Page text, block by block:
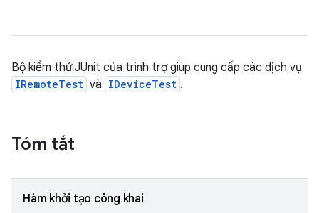
Bộ kiểm thử JUnit của trình trợ giúp cung cấp các dịch vụ
IRemoteTest và IDeviceTest .
Tóm tắt
Hàm khởi tạo công khai